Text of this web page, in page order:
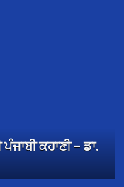
ਕਹਾਣੀ – ਡਾ.